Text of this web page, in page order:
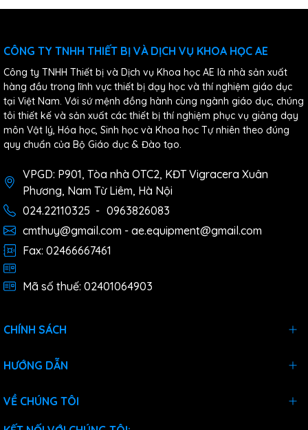
CÔNG TY TNHH THIẾT BỊ VÀ DỊCH VỤ KHOA HỌC AE
Công ty TNHH Thiết bị và Dịch vụ Khoa học AE là nhà sản xuất
hàng đầu trong lĩnh vực thiết bị dạy học và thí nghiệm giáo dục
tại Việt Nam. Với sứ mệnh đồng hành cùng ngành giáo dục, chúng
tôi thiết kế và sản xuất các thiết bị thí nghiệm phục vụ giảng dạy
môn Vật lý, Hóa học, Sinh học và Khoa học Tự nhiên theo đúng
quy chuẩn của Bộ Giáo dục & Đào tạo.
VPGD: P901, Tòa nhà OTC2, KĐT Vigracera Xuân
Phương, Nam Từ Liêm, Hà Nội
024.22110325 - 0963826083
cmthuy@gmail.com - ae.equipment@gmail.com
Fax: 02466667461
Mã số thuế: 02401064903
CHÍNH SÁCH
HƯỚNG DẪN
VỀ CHÚNG TÔI